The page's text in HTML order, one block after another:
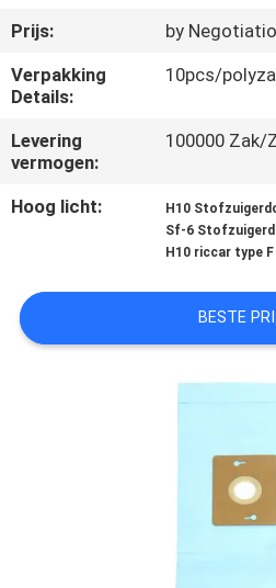
CONTACTEER
ONS
VERZOEK
OM
EEN
SITEMAP
Prijs:
by
Verpakking
Details:
10pcs/
Levering
vermogen:
100000 Zak/
Hoog licht: H10
Sf-6
H10 riccar type
BESTE